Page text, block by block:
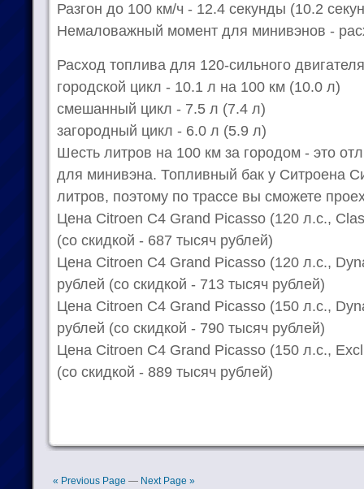
Разгон до 100 км/ч - 12.4 секунды (10.2
Немаловажный момент для минивэнов -
Расход топлива для 120-сильного
городской цикл - 10.1 л на 100 км (10.0 л)
смешанный цикл - 7.5 л (7.4 л)
загородный цикл - 6.0 л (5.9 л)
Шесть литров на 100 км за городом - это
для минивэна. Топливный бак у Ситроена
литров, поэтому по трассе вы сможете
Цена Citroen C4 Grand Picasso (120 л.с.,
(со скидкой - 687 тысяч рублей)
Цена Citroen C4 Grand Picasso (120 л.с.,
рублей (со скидкой - 713 тысяч рублей)
Цена Citroen C4 Grand Picasso (150 л.с.,
рублей (со скидкой - 790 тысяч рублей)
Цена Citroen C4 Grand Picasso (150 л.с.,
(со скидкой - 889 тысяч рублей)
« Previous Page — Next Page »